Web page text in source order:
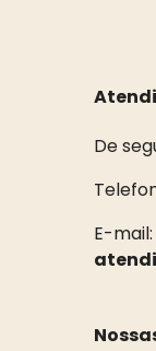
De
E-mail: